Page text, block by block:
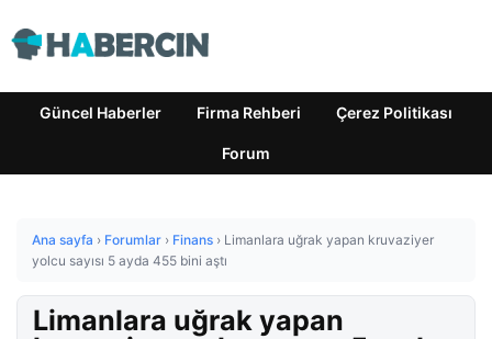
Güncel Haberler Firma Rehberi Çerez Politikası
Forum
Ana sayfa › Forumlar › Finans › Limanlara uğrak yapan kruvaziyer
yolcu sayısı 5 ayda 455 bini aştı
Limanlara uğrak yapan